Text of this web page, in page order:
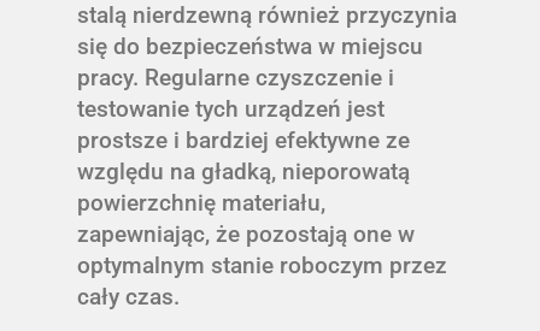
stalą nierdzewną również przyczynia
się do bezpieczeństwa w miejscu
pracy. Regularne czyszczenie i
testowanie tych urządzeń jest
prostsze i bardziej efektywne ze
względu na gładką, nieporowatą
powierzchnię materiału,
zapewniając, że pozostają one w
optymalnym stanie roboczym przez
cały czas.